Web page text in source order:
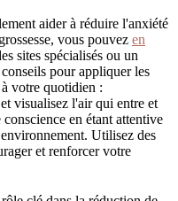
aider à réduire l'anxiété
vous pouvez en
sites spécialisés ou un
pour appliquer les
votre quotidien :
visualisez l'air qui entre et
en étant attentive
Utilisez des
et renforcer votre